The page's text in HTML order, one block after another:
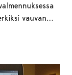
vauvan…